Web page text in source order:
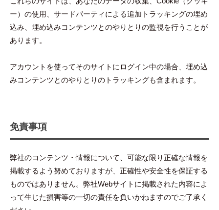
ー）の使用、サードパーティによる追加トラッキングの埋め
込み、埋め込みコンテンツとのやりとりの監視を行うことが
あります。
アカウントを使ってそのサイトにログイン中の場合、埋め込
みコンテンツとのやりとりのトラッキングも含まれます。
免責事項
弊社のコンテンツ・情報について、可能な限り正確な情報を
掲載するよう努めておりますが、正確性や安全性を保証する
ものではありません。弊社Webサイトに掲載された内容によ
って生じた損害等の一切の責任を負いかねますのでご了承く